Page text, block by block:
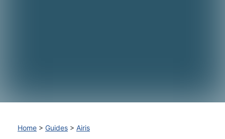
Home > Guides > Airis